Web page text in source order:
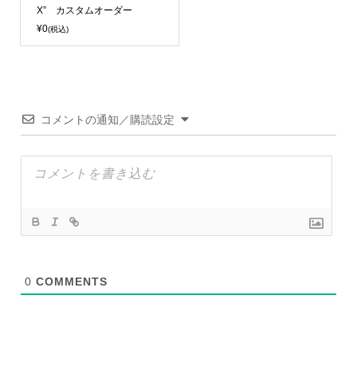
X” カスタムオーダー
¥0(税込)
コメントの通知／購読設定
0 COMMENTS